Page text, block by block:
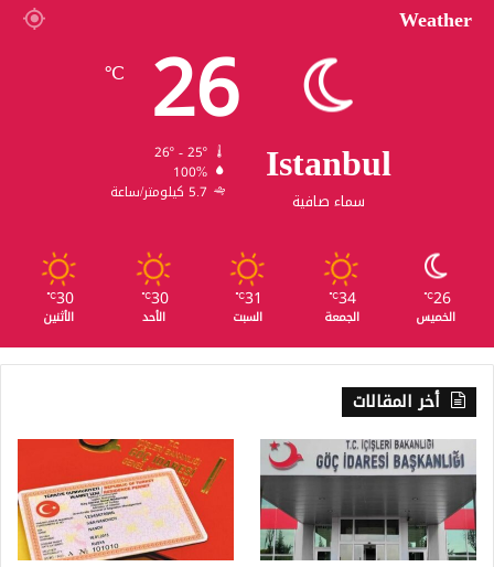
Weather
Istanbul
سماء صافية
26
℃
26º - 25º
100%
5.7 كيلومتر/ساعة
26
℃
الخميس
34
℃
الجمعة
31
℃
السبت
30
℃
الأحد
30
℃
الأثنين
أخر المقالات